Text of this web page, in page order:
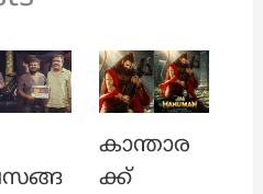
കാന്താര
ക്ക്